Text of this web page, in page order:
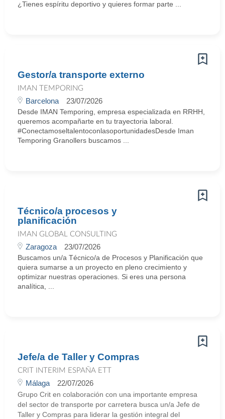
¿Tienes espíritu deportivo y quieres formar parte ...
Gestor/a transporte externo
IMAN TEMPORING
Barcelona 23/07/2026
Desde IMAN Temporing, empresa especializada en RRHH,
queremos acompañarte en tu trayectoria laboral.
#ConectamoseltalentoconlasoportunidadesDesde Iman
Temporing Granollers buscamos ...
Técnico/a procesos y
planificación
IMAN GLOBAL CONSULTING
Zaragoza 23/07/2026
Buscamos un/a Técnico/a de Procesos y Planificación que
quiera sumarse a un proyecto en pleno crecimiento y
optimizar nuestras operaciones. Si eres una persona
analítica, ...
Jefe/a de Taller y Compras
CRIT INTERIM ESPAÑA ETT
Málaga 22/07/2026
Grupo Crit en colaboración con una importante empresa
del sector de transporte por carretera busca un/a Jefe de
Taller y Compras para liderar la gestión integral del